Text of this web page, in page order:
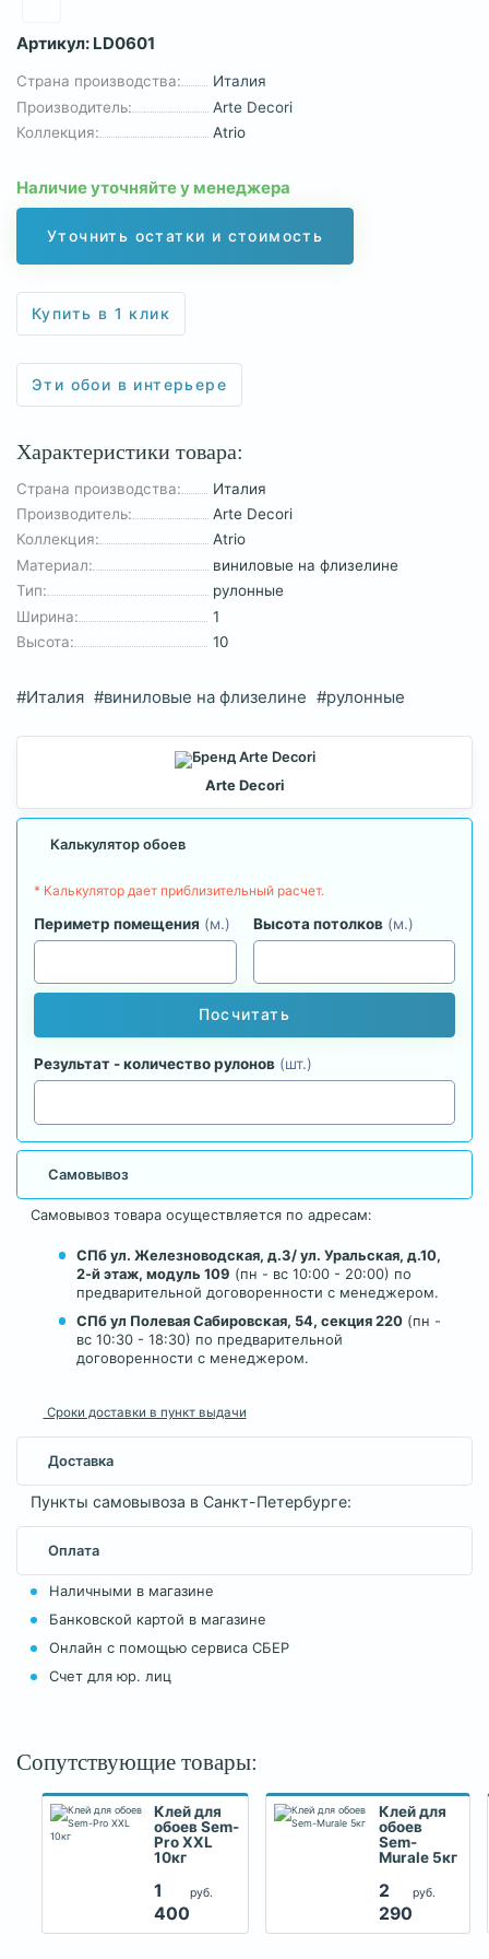
Артикул: LD0601
Страна производства:
Италия
Производитель:
Arte Decori
Коллекция:
Atrio
Наличие уточняйте у менеджера
Уточнить остатки и стоимость
Купить в 1 клик
Эти обои в интерьере
Характеристики товара:
Страна производства:
Италия
Производитель:
Arte Decori
Коллекция:
Atrio
Материал:
виниловые на флизелине
Тип:
рулонные
Ширина:
1
Высота:
10
#Италия #виниловые на флизелине #рулонные
Arte Decori
Калькулятор обоев
* Калькулятор дает приблизительный расчет.
Периметр помещения (м.) Высота потолков (м.)
Посчитать
Результат - количество рулонов (шт.)
Самовывоз
Самовывоз товара осуществляется по адресам:
СПб ул. Железноводская, д.3/ ул. Уральская, д.10,
2-й этаж, модуль 109 (пн - вс 10:00 - 20:00) по
предварительной договоренности с менеджером.
СПб ул Полевая Сабировская, 54, секция 220 (пн -
вс 10:30 - 18:30) по предварительной
договоренности с менеджером.
Сроки доставки в пункт выдачи
Доставка
Пункты самовывоза в Санкт-Петербурге:
Оплата
Наличными в магазине
Банковской картой в магазине
Онлайн с помощью сервиса СБЕР
Счет для юр. лиц
Сопутствующие товары:
Клей для
обоев Sem-
Pro XXL
10кг
1
400
руб.
Клей для
обоев
Sem-
Murale 5кг
2
290
руб.